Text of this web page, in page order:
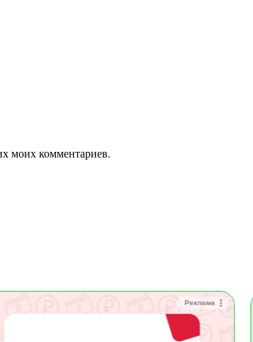
моих комментариев.
Реклама